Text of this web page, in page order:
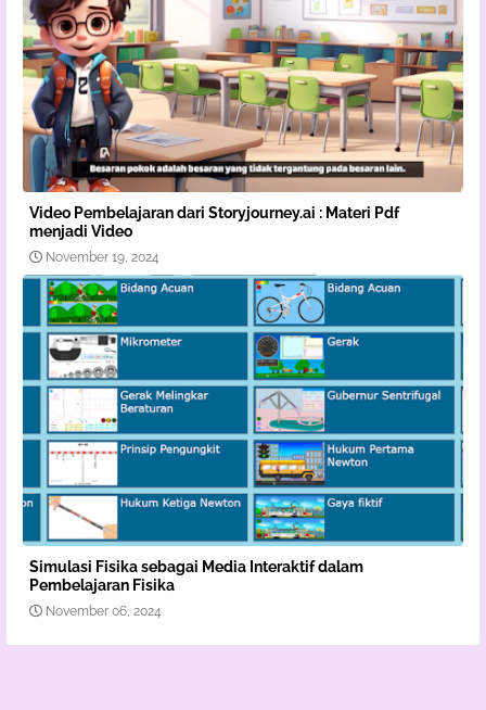
Video Pembelajaran dari Storyjourney.ai : Materi Pdf
menjadi Video
November 19, 2024
Simulasi Fisika sebagai Media Interaktif dalam
Pembelajaran Fisika
November 06, 2024